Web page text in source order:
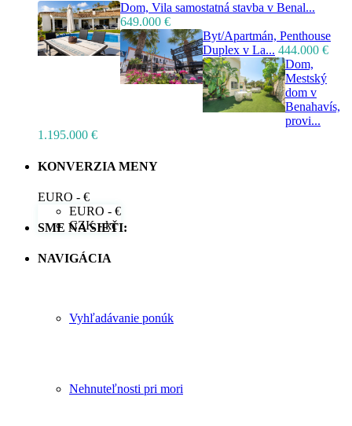
Dom, Vila samostatná stavba v Benal...
649.000 €
Byt/Apartmán, Penthouse
Duplex v La... 444.000 €
Dom,
Mestský
dom v
Benahavís,
provi...
1.195.000 €
KONVERZIA MENY
EURO - €
EURO - €
CZK - kč
SME NA SIETI:
NAVIGÁCIA
Vyhľadávanie ponúk
Nehnuteľnosti pri mori